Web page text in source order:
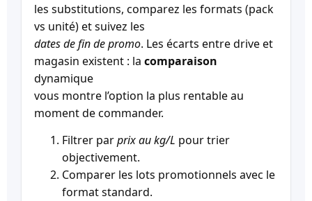
les substitutions, comparez les formats (pack
vs unité) et suivez les
dates de fin de promo. Les écarts entre drive et
magasin existent : la comparaison
dynamique
vous montre l’option la plus rentable au
moment de commander.
Filtrer parprix au kg/L pour trier
objectivement.
Comparer les lots promotionnels avec le
format standard.